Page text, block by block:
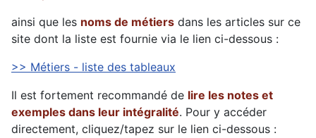
ainsi que les noms de métiers dans les articles sur ce
site dont la liste est fournie via le lien ci-dessous :
>> Métiers - liste des tableaux
Il est fortement recommandé de lire les notes et
exemples dans leur intégralité. Pour y accéder
directement, cliquez/tapez sur le lien ci-dessous :